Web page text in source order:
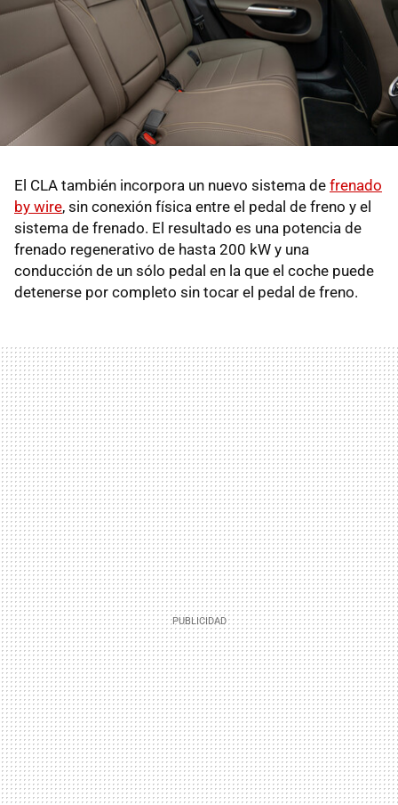
El CLA también incorpora un nuevo sistema de frenado
by wire, sin conexión física entre el pedal de freno y el
sistema de frenado. El resultado es una potencia de
frenado regenerativo de hasta 200 kW y una
conducción de un sólo pedal en la que el coche puede
detenerse por completo sin tocar el pedal de freno.